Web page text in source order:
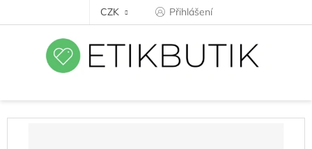
CZK Přihlášení